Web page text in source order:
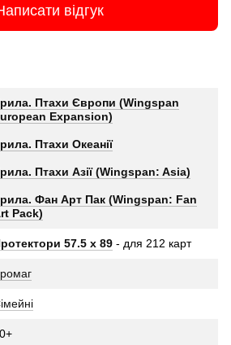
відгук
Птахи Європи (Wingspan
Expansion)
Птахи Океанії
Птахи Азії (Wingspan: Asia)
Фан Арт Пак (Wingspan: Fan
Pack)
57.5 х 89 - для 212 карт